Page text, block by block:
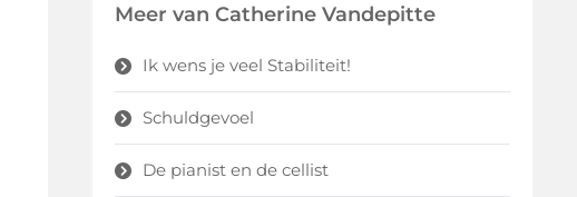
Meer van Catherine Vandepitte
Ik wens je veel Stabiliteit!
Schuldgevoel
De pianist en de cellist